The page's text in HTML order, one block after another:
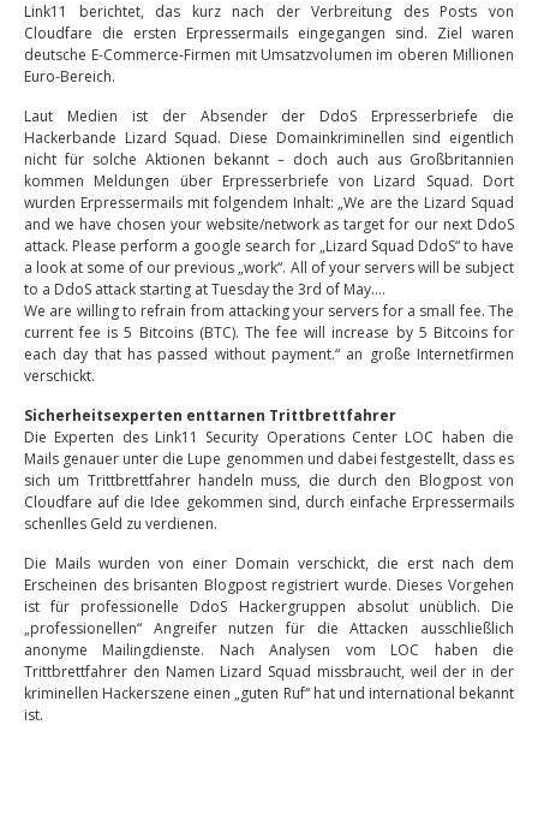
Link11 berichtet, das kurz nach der Verbreitung des Posts von
Cloudfare die ersten Erpressermails eingegangen sind. Ziel waren
deutsche E-Commerce-Firmen mit Umsatzvolumen im oberen Millionen
Euro-Bereich.
Laut Medien ist der Absender der DdoS Erpresserbriefe die
Hackerbande Lizard Squad. Diese Domainkriminellen sind eigentlich
nicht für solche Aktionen bekannt – doch auch aus Großbritannien
kommen Meldungen über Erpresserbriefe von Lizard Squad. Dort
wurden Erpressermails mit folgendem Inhalt: „We are the Lizard Squad
and we have chosen your website/network as target for our next DdoS
attack. Please perform a google search for „Lizard Squad DdoS“ to have
a look at some of our previous „work“. All of your servers will be subject
to a DdoS attack starting at Tuesday the 3rd of May….
We are willing to refrain from attacking your servers for a small fee. The
current fee is 5 Bitcoins (BTC). The fee will increase by 5 Bitcoins for
each day that has passed without payment.“ an große Internetfirmen
verschickt.
Sicherheitsexperten enttarnen Trittbrettfahrer
Die Experten des Link11 Security Operations Center LOC haben die
Mails genauer unter die Lupe genommen und dabei festgestellt, dass es
sich um Trittbrettfahrer handeln muss, die durch den Blogpost von
Cloudfare auf die Idee gekommen sind, durch einfache Erpressermails
schenlles Geld zu verdienen.
Die Mails wurden von einer Domain verschickt, die erst nach dem
Erscheinen des brisanten Blogpost registriert wurde. Dieses Vorgehen
ist für professionelle DdoS Hackergruppen absolut unüblich. Die
„professionellen“ Angreifer nutzen für die Attacken ausschließlich
anonyme Mailingdienste. Nach Analysen vom LOC haben die
Trittbrettfahrer den Namen Lizard Squad missbraucht, weil der in der
kriminellen Hackerszene einen „guten Ruf“ hat und international bekannt
ist.